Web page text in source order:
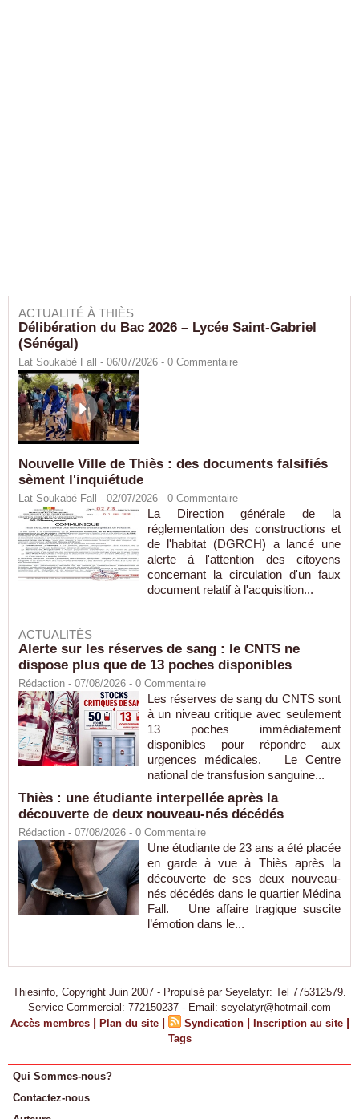
ACTUALITÉ À THIÈS
Délibération du Bac 2026 – Lycée Saint-Gabriel
(Sénégal)
Lat Soukabé Fall - 06/07/2026 - 0 Commentaire
Nouvelle Ville de Thiès : des documents falsifiés
sèment l'inquiétude
Lat Soukabé Fall - 02/07/2026 - 0 Commentaire
La Direction générale de la
réglementation des constructions et
de l'habitat (DGRCH) a lancé une
alerte à l'attention des citoyens
concernant la circulation d'un faux
document relatif à l'acquisition...
ACTUALITÉS
Alerte sur les réserves de sang : le CNTS ne
dispose plus que de 13 poches disponibles
Rédaction - 07/08/2026 - 0 Commentaire
Les réserves de sang du CNTS sont
à un niveau critique avec seulement
13 poches immédiatement
disponibles pour répondre aux
urgences médicales. Le Centre
national de transfusion sanguine...
Thiès : une étudiante interpellée après la
découverte de deux nouveau-nés décédés
Rédaction - 07/08/2026 - 0 Commentaire
Une étudiante de 23 ans a été placée
en garde à vue à Thiès après la
découverte de ses deux nouveau-
nés décédés dans le quartier Médina
Fall. Une affaire tragique suscite
l’émotion dans le...
Thiesinfo, Copyright Juin 2007 - Propulsé par Seyelatyr: Tel 775312579.
Service Commercial: 772150237 - Email: seyelatyr@hotmail.com
Accès membres | Plan du site | Syndication | Inscription au site |
Tags
Qui Sommes-nous?
Contactez-nous